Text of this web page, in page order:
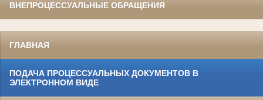
ВНЕПРОЦЕССУАЛЬНЫЕ ОБРАЩЕНИЯ
ГЛАВНАЯ
ПОДАЧА ПРОЦЕССУАЛЬНЫХ ДОКУМЕНТОВ В
ЭЛЕКТРОННОМ ВИДЕ